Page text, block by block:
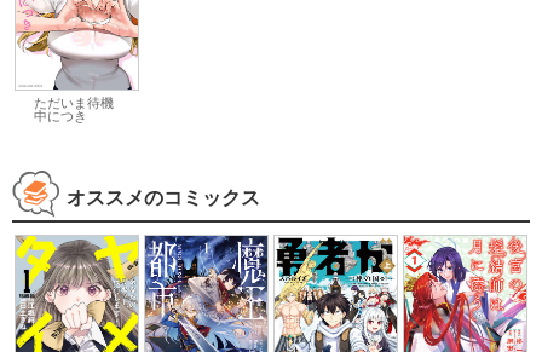
ただいま待機
中につき
オススメのコミックス